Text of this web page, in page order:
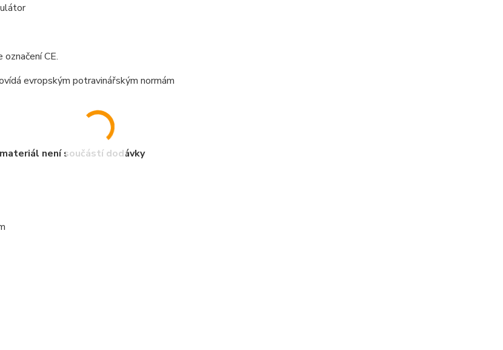
CE.
evropským potravinářským normám
není součástí dodávky